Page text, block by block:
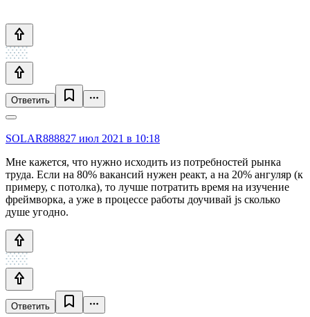
Ответить
SOLAR888827 июл 2021 в 10:18
Мне кажется, что нужно исходить из потребностей рынка
труда. Если на 80% вакансий нужен реакт, а на 20% ангуляр (к
примеру, с потолка), то лучше потратить время на изучение
фреймворка, а уже в процессе работы доучивай js сколько
душе угодно.
Ответить